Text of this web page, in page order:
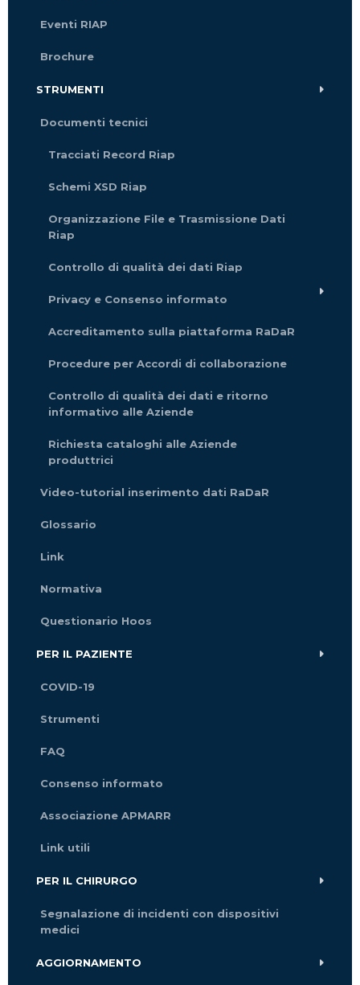
Eventi RIAP
Brochure
STRUMENTI
Documenti tecnici
Tracciati Record Riap
Schemi XSD Riap
Organizzazione File e Trasmissione Dati
Riap
Controllo di qualità dei dati Riap
Privacy e Consenso informato
Accreditamento sulla piattaforma RaDaR
Procedure per Accordi di collaborazione
Controllo di qualità dei dati e ritorno
informativo alle Aziende
Richiesta cataloghi alle Aziende
produttrici
Video-tutorial inserimento dati RaDaR
Glossario
Link
Normativa
Questionario Hoos
PER IL PAZIENTE
COVID-19
Strumenti
FAQ
Consenso informato
Associazione APMARR
Link utili
PER IL CHIRURGO
Segnalazione di incidenti con dispositivi
medici
AGGIORNAMENTO